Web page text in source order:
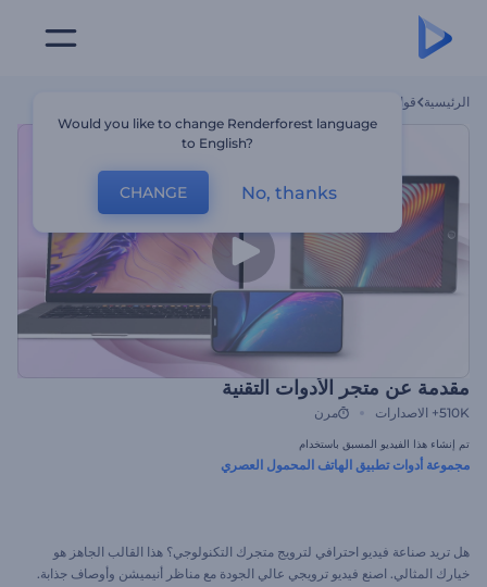
الرئيسية قوالب
مقدمة عن متجر الأدوات التقنية
510K+ الاصدارات مرن
تم إنشاء هذا الفيديو المسبق باستخدام
مجموعة أدوات تطبيق الهاتف المحمول العصري
هل تريد صناعة فيديو احترافي لترويج متجرك التكنولوجي؟ هذا القالب الجاهز هو
خيارك المثالي. اصنع فيديو ترويجي عالي الجودة مع مناظر أنيميشن وأوصاف جذابة.
Would you like to change Renderforest language
to English?
CHANGE No, thanks